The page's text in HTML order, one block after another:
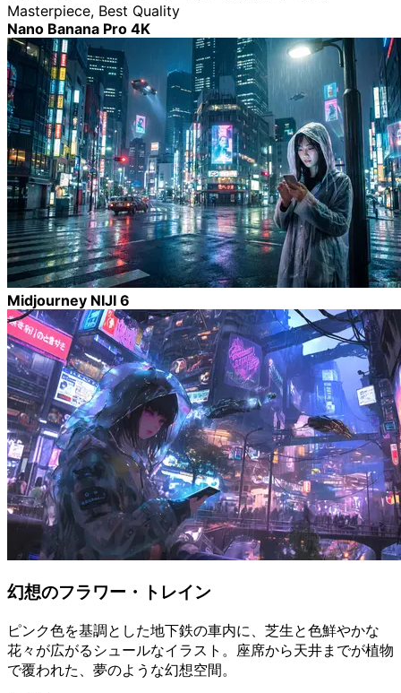
Masterpiece, Best Quality
Nano Banana Pro 4K
Midjourney NIJI 6
幻想のフラワー・トレイン
ピンク色を基調とした地下鉄の車内に、芝生と色鮮やかな
花々が広がるシュールなイラスト。座席から天井までが植物
で覆われた、夢のような幻想空間。